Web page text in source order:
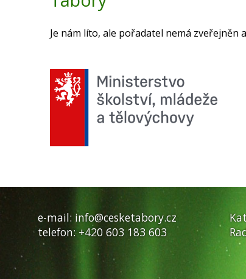
Je nám líto, ale pořadatel nemá zveřejněn
e-mail: info@cesketabory.cz
telefon: +420 603 183 603